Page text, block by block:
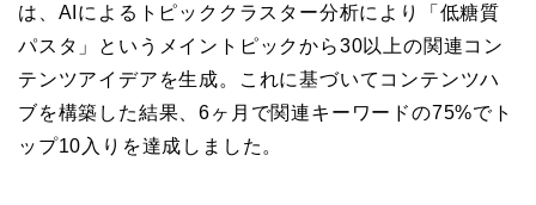
は、AIによるトピッククラスター分析により「低糖質
パスタ」というメイントピックから30以上の関連コン
テンツアイデアを生成。これに基づいてコンテンツハ
ブを構築した結果、6ヶ月で関連キーワードの75%でト
ップ10入りを達成しました。